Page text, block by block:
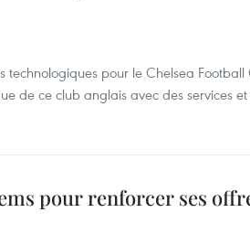
technologiques pour le Chelsea
de ce club anglais avec des services et
pour renforcer ses